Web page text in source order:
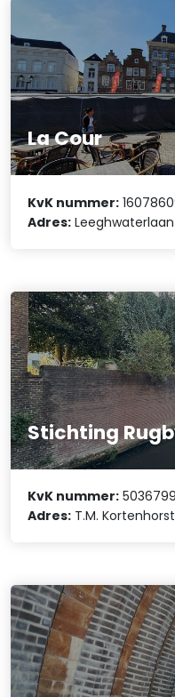
La Cour
KvK nummer:
Adres: Leeghwaterlaan
Stichting
KvK nummer:
Adres: T.M.